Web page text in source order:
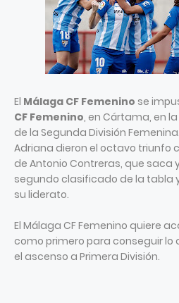
El Málaga CF Femenino se
CF Femenino, en Cártama, en
de la Segunda División
Adriana dieron el octavo triunfo
de Antonio Contreras, que saca
segundo clasificado de la tabla
su liderato.
El Málaga CF Femenino quiere
como primero para conseguir lo
el ascenso a Primera División.